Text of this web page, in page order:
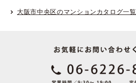
大阪市中央区のマンションカタログ一覧